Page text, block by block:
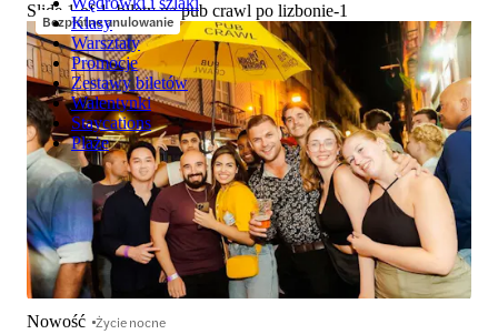
Klasy
Warsztaty
Promocje
Zestawy biletów
Walentynki
Staycations
Plaże
Bezpłatne anulowanie
Slide 1 of 1, bilety na pub crawl po lizbonie-1
Nowość Życie nocne